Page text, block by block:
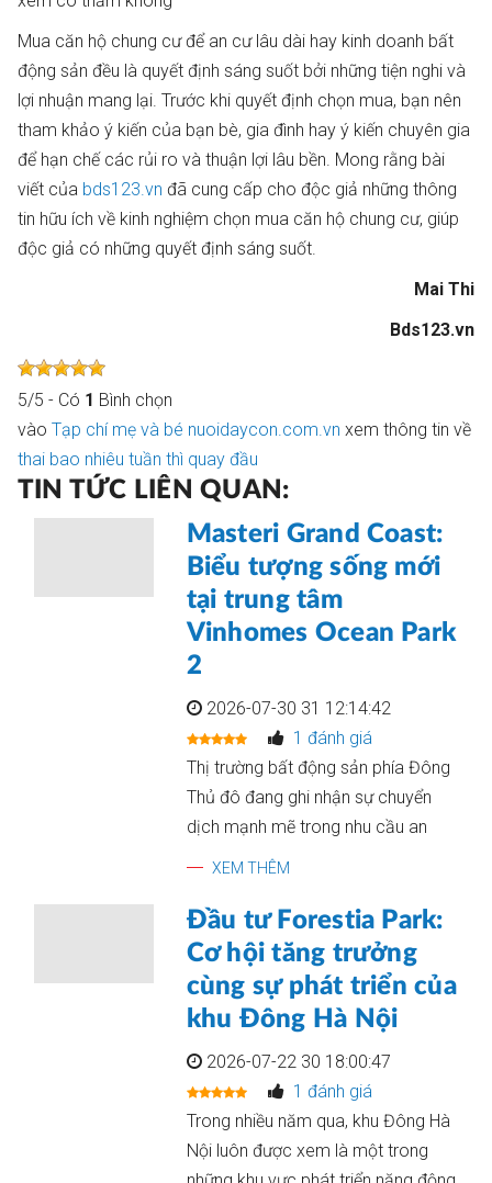
Mua căn hộ chung cư để an cư lâu dài hay kinh doanh bất
động sản đều là quyết định sáng suốt bởi những tiện nghi và
lợi nhuận mang lại. Trước khi quyết định chọn mua, bạn nên
tham khảo ý kiến của bạn bè, gia đình hay ý kiến chuyên gia
để hạn chế các rủi ro và thuận lợi lâu bền. Mong rằng bài
viết của bds123.vn đã cung cấp cho độc giả những thông
tin hữu ích về kinh nghiệm chọn mua căn hộ chung cư, giúp
độc giả có những quyết định sáng suốt.
Mai Thi
Bds123.vn
5/5 - Có 1 Bình chọn
vào Tạp chí mẹ và bé nuoidaycon.com.vn xem thông tin về
thai bao nhiêu tuần thì quay đầu
TIN TỨC LIÊN QUAN:
Masteri Grand Coast:
Biểu tượng sống mới
tại trung tâm
Vinhomes Ocean Park
2
2026-07-30 31 12:14:42
1 đánh giá
Thị trường bất động sản phía Đông
Thủ đô đang ghi nhận sự chuyển
dịch mạnh mẽ trong nhu cầu an
XEM THÊM
Đầu tư Forestia Park:
Cơ hội tăng trưởng
cùng sự phát triển của
khu Đông Hà Nội
2026-07-22 30 18:00:47
1 đánh giá
Trong nhiều năm qua, khu Đông Hà
Nội luôn được xem là một trong